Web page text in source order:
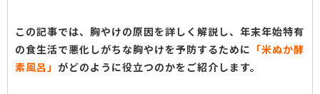
この記事では、胸やけの原因を詳しく解説し、年末年始特有
の食生活で悪化しがちな胸やけを予防するために 「米ぬか酵
素風呂」 がどのように役立つのかをご紹介します。